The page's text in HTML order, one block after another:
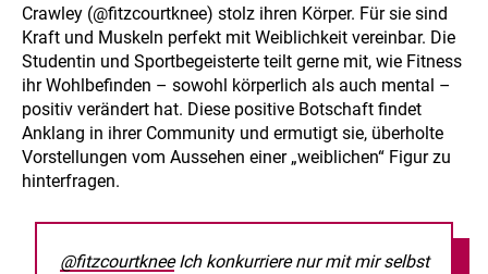
Crawley (@fitzcourtknee) stolz ihren Körper. Für sie sind
Kraft und Muskeln perfekt mit Weiblichkeit vereinbar. Die
Studentin und Sportbegeisterte teilt gerne mit, wie Fitness
ihr Wohlbefinden – sowohl körperlich als auch mental –
positiv verändert hat. Diese positive Botschaft findet
Anklang in ihrer Community und ermutigt sie, überholte
Vorstellungen vom Aussehen einer „weiblichen“ Figur zu
hinterfragen.
@fitzcourtkneeIch konkurriere nur mit mir selbst